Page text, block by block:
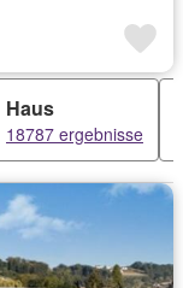
Haus
18787 ergebnisse